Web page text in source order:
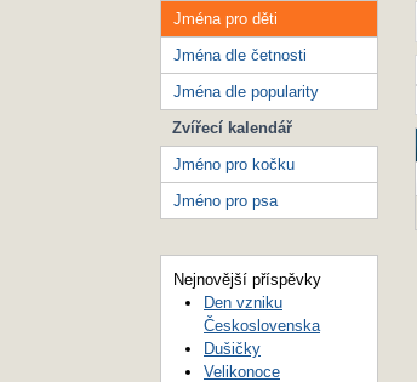
Jména pro děti
Jména dle četnosti
Jména dle popularity
Zvířecí kalendář
Jméno pro kočku
Jméno pro psa
Nejnovější příspěvky
Den vzniku
Československa
Dušičky
Velikonoce